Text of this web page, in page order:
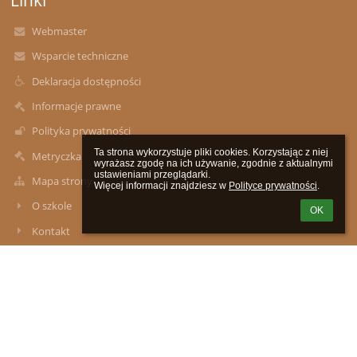
Ta strona wykorzystuje pliki cookies. Korzystając z niej
wyrażasz zgodę na ich używanie, zgodnie z aktualnymi
ustawieniami przeglądarki.
Więcej informacji znajdziesz w Polityce prywatności.
OK
Webmaster
Wsparcie techniczne
Deklaracja dostępności
Informacje prawne
Polityka prywatności
Metryczka
Mapa strony
O szkole
Kontakt